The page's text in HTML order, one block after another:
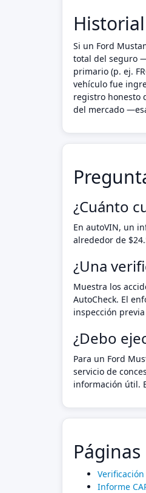
Si un Ford
total del seguro
primario (p. ej.
vehículo fue
registro honesto
del mercado
¿Cuánto
En autoVIN, un
alrededor de
¿Una
Muestra los
AutoCheck. El
inspección
¿Debo
Para un Ford
servicio de
información útil.
Verificación
Informe